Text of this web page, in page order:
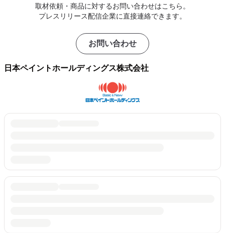
取材依頼・商品に対するお問い合わせはこちら。
プレスリリース配信企業に直接連絡できます。
お問い合わせ
日本ペイントホールディングス株式会社